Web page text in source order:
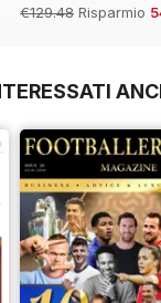
€129.48 Risparmio